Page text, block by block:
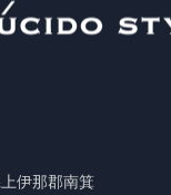
伊那郡南箕